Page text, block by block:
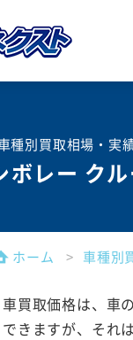
種別買取相場・実
ボレー ク
ホーム 車種別
車買取価格は、車
できますが、それ